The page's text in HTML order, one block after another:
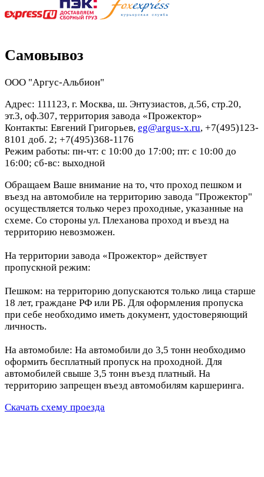
Самовывоз
ООО "Аргус-Альбион"
Адрес: 111123, г. Москва, ш. Энтузиастов, д.56, стр.20,
эт.3, оф.307, территория завода «Прожектор»
Контакты: Евгений Григорьев, eg@argus-x.ru, +7(495)123-
8101 доб. 2; +7(495)368-1176
Режим работы: пн-чт: с 10:00 до 17:00; пт: с 10:00 до
16:00; сб-вс: выходной
Обращаем Ваше внимание на то, что проход пешком и
въезд на автомобиле на территорию завода "Прожектор"
осуществляется только через проходные, указанные на
схеме. Со стороны ул. Плеханова проход и въезд на
территорию невозможен.
На территории завода «Прожектор» действует
пропускной режим:
Пешком: на территорию допускаются только лица старше
18 лет, граждане РФ или РБ. Для оформления пропуска
при себе необходимо иметь документ, удостоверяющий
личность.
На автомобиле: На автомобили до 3,5 тонн необходимо
оформить бесплатный пропуск на проходной. Для
автомобилей свыше 3,5 тонн въезд платный. На
территорию запрещен въезд автомобилям каршеринга.
Скачать схему проезда